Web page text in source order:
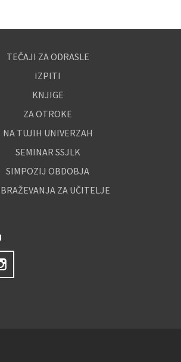
TEČAJI ZA ODRASLE
IZPITI
KNJIGE
ZA OTROKE
NA TUJIH UNIVERZAH
SEMINAR SSJLK
SIMPOZIJ OBDOBJA
ZA UČITELJE